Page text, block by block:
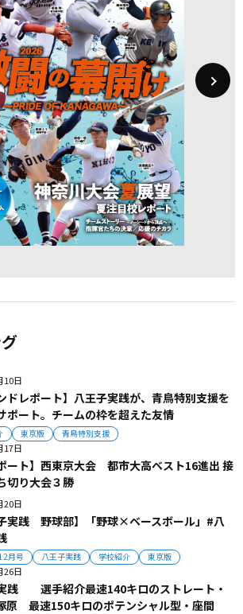
10日
ドレポート】八王子実践が、青鳥特別支援を
ポート。チームの枠を超えた友情
東京版 青鳥特別支援
17日
ポート】西東京大会 都市大高ベスト16進出 接
切り大会３勝
20日
子実践 野球部】「野球×ベースボール」#八
月号 八王子実践 学校紹介 東京版
26日
践 選手紹介最速140キロのストレート・
原 最速150キロのポテンシャル型・座間